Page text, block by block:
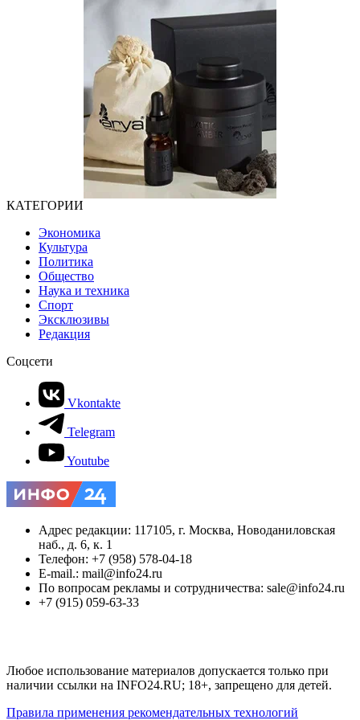
КАТЕГОРИИ
Экономика
Культура
Политика
Общество
Наука и техника
Спорт
Эксклюзивы
Редакция
Соцсети
Vkontakte
Telegram
Youtube
Адрес редакции: 117105, г. Москва, Новоданиловская
наб., д. 6, к. 1
Телефон: +7 (958) 578-04-18
E-mail.: mail@info24.ru
По вопросам рекламы и сотрудничества: sale@info24.ru
+7 (915) 059-63-33
Любое использование материалов допускается только при
наличии ссылки на INFO24.RU; 18+, запрещено для детей.
Правила применения рекомендательных технологий